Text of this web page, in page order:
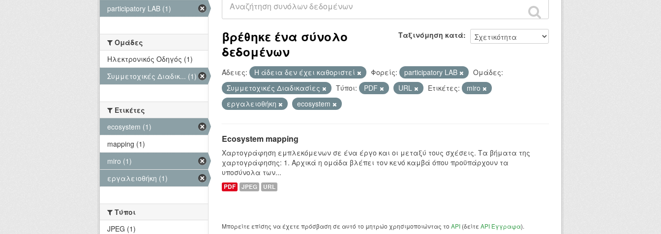
Ταξινόμηση κατά
βρέθηκε ένα σύνολο
δεδομένων
Άδειες: Η άδεια δεν έχει καθοριστεί Φορείς: participatory LAB
Ομάδες:
Συμμετοχικές Διαδικασίες
Τύποι: PDF URL Ετικέτες:
miro
εργαλειοθήκη
ecosystem
Ecosystem mapping
Χαρτογράφηση εμπλεκόμενων σε ένα έργο και οι μεταξύ τους σχέσεις. Τα βήματα της
χαρτογράφησης: 1. Αρχικά η ομάδα βλέπει τον κενό καμβά όπου προϋπάρχουν τα
υποσύνολα των...
PDF JPEG URL
Μπορείτε επίσης να έχετε πρόσβαση σε αυτό το μητρώο χρησιμοποιώντας το API (δείτε API Έγγραφα).
participatory LAB (1)
Ομάδες
Hλεκτρονικός Οδηγός (1)
Συμμετοχικές Διαδικ... (1)
Ετικέτες
ecosystem (1)
mapping (1)
miro (1)
εργαλειοθήκη (1)
Τύποι
JPEG (1)